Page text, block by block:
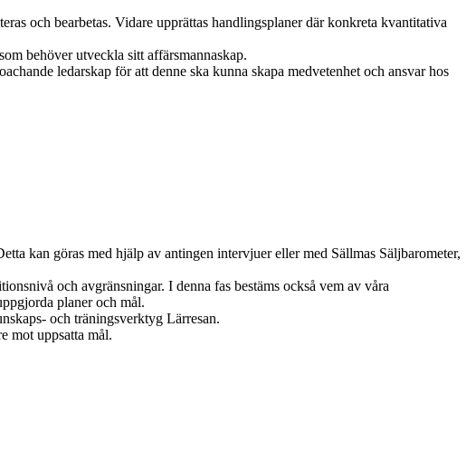
och bearbetas. Vidare upprättas handlingsplaner där konkreta kvantitativa
behöver utveckla sitt affärsmannaskap.
ledarskap för att denne ska kunna skapa medvetenhet och ansvar hos
kan göras med hjälp av antingen intervjuer eller med Sällmas Säljbarometer,
och avgränsningar. I denna fas bestäms också vem av våra
planer och mål.
och träningsverktyg Lärresan.
mot uppsatta mål.